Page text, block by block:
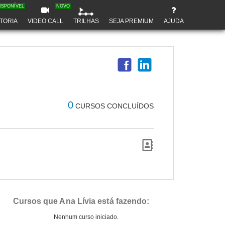
VIDEO CALL
NOVO
TRILHAS SEJA PREMIUM AJUDA
0 CURSOS CONCLUÍDOS
Cursos que Ana Lívia está fazendo:
Nenhum curso iniciado.